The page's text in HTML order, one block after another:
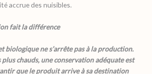
accrue des nuisibles.
fait la différence
biologique ne s’arrête pas à la production.
plus chauds, une conservation adéquate est
que le produit arrive à sa destination